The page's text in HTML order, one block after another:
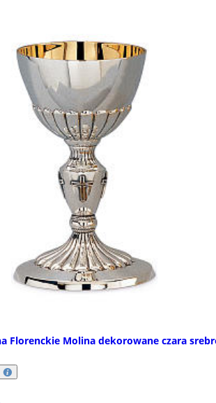
Florenckie Molina dekorowane czara